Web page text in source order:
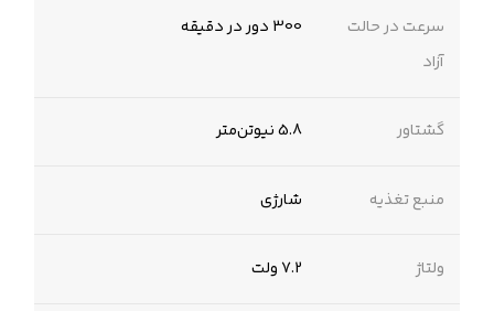
سرعت در حالت
آزاد
300 دور در دقیقه
گشتاور 5.8 نیوتن‌متر
منبع تغذیه شارژی
ولتاژ 7.2 ولت